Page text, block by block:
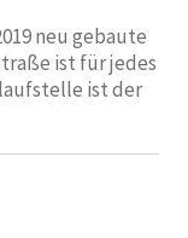
neu gebaute
ist für jedes
ist der